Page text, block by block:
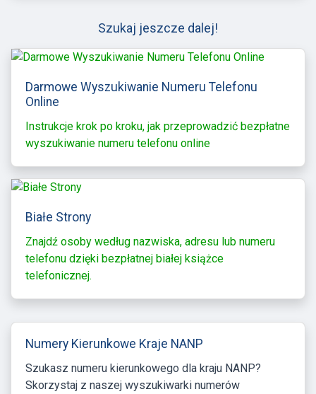
Szukaj jeszcze dalej!
Darmowe Wyszukiwanie Numeru Telefonu
Online
Instrukcje krok po kroku, jak przeprowadzić bezpłatne
wyszukiwanie numeru telefonu online
Białe Strony
Znajdź osoby według nazwiska, adresu lub numeru
telefonu dzięki bezpłatnej białej książce
telefonicznej.
Numery Kierunkowe Kraje NANP
Szukasz numeru kierunkowego dla kraju NANP?
Skorzystaj z naszej wyszukiwarki numerów